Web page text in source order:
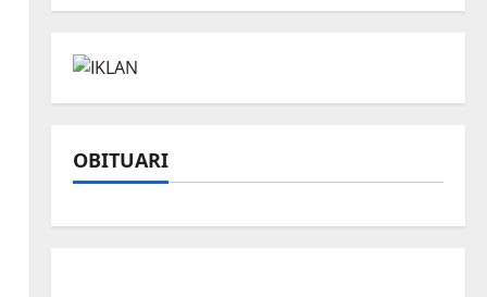
OBITUARI